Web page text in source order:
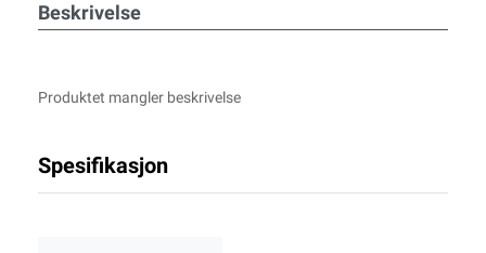
Beskrivelse
Produktet mangler beskrivelse
Spesifikasjon